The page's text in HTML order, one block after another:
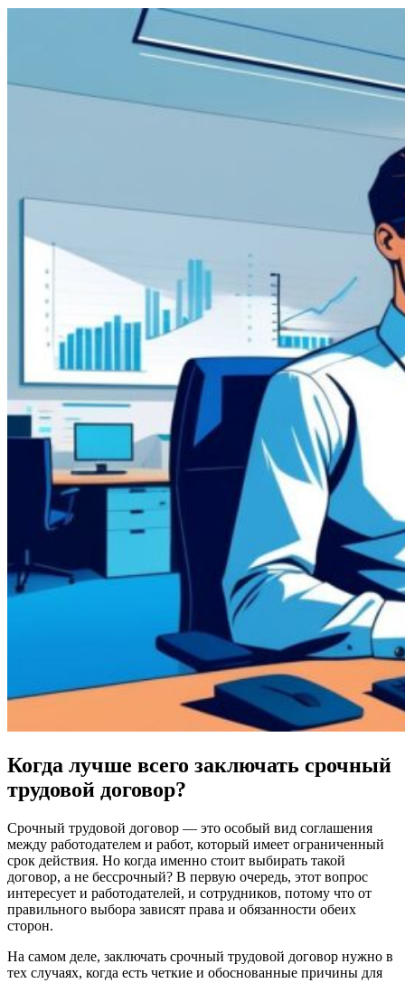
Когда лучше всего заключать срочный
трудовой договор?
Срочный трудовой договор — это особый вид соглашения
между работодателем и работ, который имеет ограниченный
срок действия. Но когда именно стоит выбирать такой
договор, а не бессрочный? В первую очередь, этот вопрос
интересует и работодателей, и сотрудников, потому что от
правильного выбора зависят права и обязанности обеих
сторон.
На самом деле, заключать срочный трудовой договор нужно в
тех случаях, когда есть четкие и обоснованные причины для